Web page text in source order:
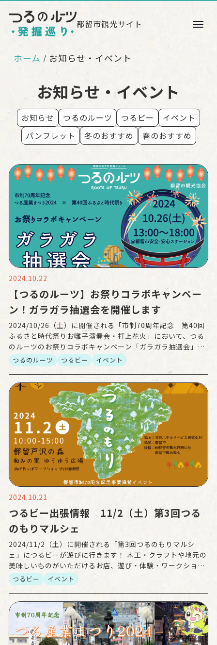
都留市観光サイト
ホーム お知らせ・イベント
お知らせ・イベント
お知らせ つるのルーツ つるビー
イベント
パンフレット
冬のおすすめ 春のおすすめ
2024.10.22
【つるのルーツ】お祭りコラボキャンペー
ン！ガラガラ抽選会を開催します
2024/10/26（土）に開催される「市制70周年記念 第40回
ふるさと時代祭りお囃子演奏会・打上花火」において、つる
のルーツのお祭りコラボキャンペーン「ガラガラ抽選会」を
開催します！ つるのルーツのLINEお友だち登 […]
つるのルーツ つるビー イベント
2024.10.21
つるビー出張情報 11/2（土）第3回つる
のもりマルシェ
2024/11/2（土）に開催される「第3回つるのもりマルシ
ェ」につるビーが遊びに行きます！ 木工・クラフトや地元の
美味しいものがいただけるお店、遊び・体験・ワークショッ
プのコーナーなど、自然に親しみながら楽しめるイベン […]
つるビー イベント